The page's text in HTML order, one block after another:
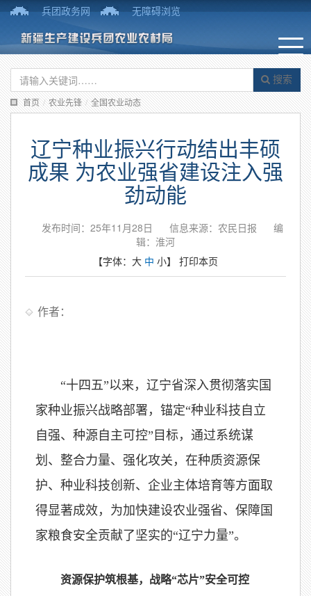
兵团政务网 无障碍浏览
搜索
首页 / 农业先锋 / 全国农业动态
辽宁种业振兴行动结出丰硕
成果 为农业强省建设注入强
劲动能
发布时间：25年11月28日 信息来源：农民日报
编
辑：淮河
【字体： 大 中 小】 打印本页
作者：
“十四五”以来，辽宁省深入贯彻落实国
家种业振兴战略部署，锚定“种业科技自立
自强、种源自主可控”目标，通过系统谋
划、整合力量、强化攻关，在种质资源保
护、种业科技创新、企业主体培育等方面取
得显著成效，为加快建设农业强省、保障国
家粮食安全贡献了坚实的“辽宁力量”。
资源保护筑根基，战略“芯片”安全可控